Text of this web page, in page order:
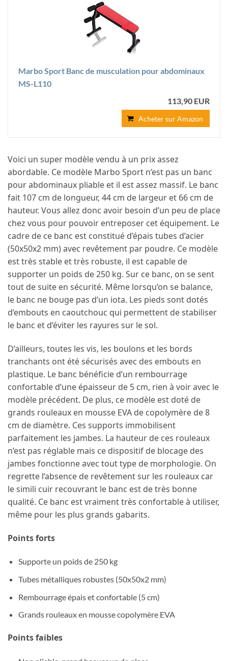
Marbo Sport Banc de musculation pour abdominaux
MS-L110
113,90 EUR
Acheter sur Amazon
Voici un super modèle vendu à un prix assez
abordable. Ce modèle Marbo Sport n’est pas un banc
pour abdominaux pliable et il est assez massif. Le banc
fait 107 cm de longueur, 44 cm de largeur et 66 cm de
hauteur. Vous allez donc avoir besoin d’un peu de place
chez vous pour pouvoir entreposer cet équipement. Le
cadre de ce banc est constitué d’épais tubes d’acier
(50x50x2 mm) avec revêtement par poudre. Ce modèle
est très stable et très robuste, il est capable de
supporter un poids de 250 kg. Sur ce banc, on se sent
tout de suite en sécurité. Même lorsqu’on se balance,
le banc ne bouge pas d’un iota. Les pieds sont dotés
d’embouts en caoutchouc qui permettent de stabiliser
le banc et d’éviter les rayures sur le sol.
D’ailleurs, toutes les vis, les boulons et les bords
tranchants ont été sécurisés avec des embouts en
plastique. Le banc bénéficie d’un rembourrage
confortable d’une épaisseur de 5 cm, rien à voir avec le
modèle précédent. De plus, ce modèle est doté de
grands rouleaux en mousse EVA de copolymère de 8
cm de diamètre. Ces supports immobilisent
parfaitement les jambes. La hauteur de ces rouleaux
n’est pas réglable mais ce dispositif de blocage des
jambes fonctionne avec tout type de morphologie. On
regrette l’absence de revêtement sur les rouleaux car
le simili cuir recouvrant le banc est de très bonne
qualité. Ce banc est vraiment très confortable à utiliser,
même pour les plus grands gabarits.
Points forts
Supporte un poids de 250 kg
Tubes métalliques robustes (50x50x2 mm)
Rembourrage épais et confortable (5 cm)
Grands rouleaux en mousse copolymère EVA
Points faibles